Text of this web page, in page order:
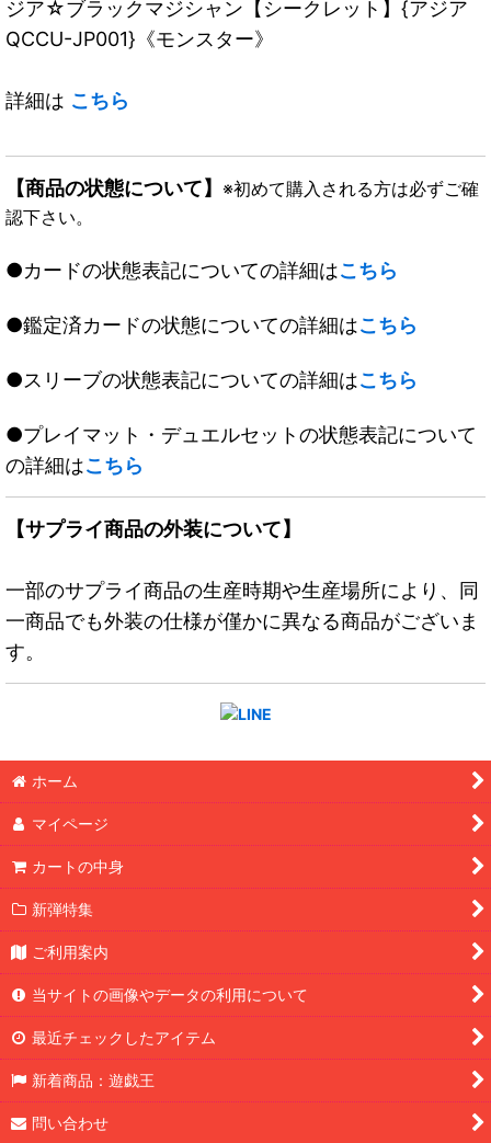
ジア☆ブラックマジシャン【シークレット】{アジア
QCCU-JP001}《モンスター》
詳細は こちら
【商品の状態について】 ※初めて購入される方は必ずご確
認下さい。
●カードの状態表記についての詳細はこちら
●鑑定済カードの状態についての詳細はこちら
●スリーブの状態表記についての詳細はこちら
●プレイマット・デュエルセットの状態表記について
の詳細はこちら
【サプライ商品の外装について】
一部のサプライ商品の生産時期や生産場所により、同
一商品でも外装の仕様が僅かに異なる商品がございま
す。
ホーム
マイページ
カートの中身
新弾特集
ご利用案内
当サイトの画像やデータの利用について
最近チェックしたアイテム
新着商品：遊戯王
問い合わせ